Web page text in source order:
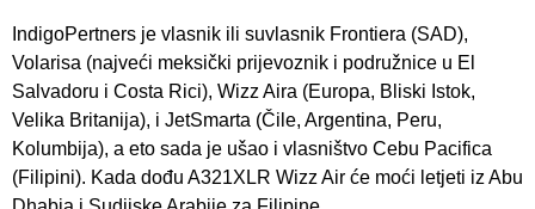
IndigoPertners je vlasnik ili suvlasnik Frontiera (SAD),
Volarisa (najveći meksički prijevoznik i podružnice u El
Salvadoru i Costa Rici), Wizz Aira (Europa, Bliski Istok,
Velika Britanija), i JetSmarta (Čile, Argentina, Peru,
Kolumbija), a eto sada je ušao i vlasništvo Cebu Pacifica
(Filipini). Kada dođu A321XLR Wizz Air će moći letjeti iz Abu